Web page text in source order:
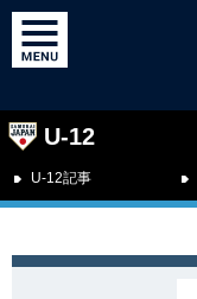
U-12
U-12記事